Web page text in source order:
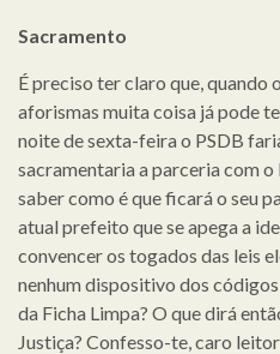
Sacramento
É preciso ter claro que, quando
aforismas muita coisa já pode
noite de sexta-feira o PSDB
sacramentaria a parceria com
saber como é que ficará o seu
atual prefeito que se apega a
convencer os togados das leis
nenhum dispositivo dos
da Ficha Limpa? O que dirá
Justiça? Confesso-te, caro